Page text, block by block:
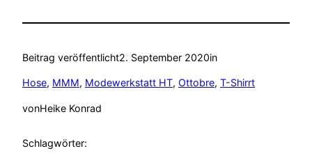
Beitrag veröffentlicht2. September 2020in
Hose, MMM, Modewerkstatt HT, Ottobre, T-Shirrt
vonHeike Konrad
Schlagwörter: